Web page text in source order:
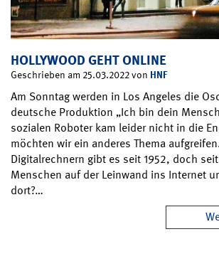
HOLLYWOOD GEHT ONLINE
Geschrieben am 25.03.2022 von HNF
Am Sonntag werden in Los Angeles die
deutsche Produktion „Ich bin dein
sozialen Roboter kam leider nicht in die
möchten wir ein anderes Thema
Digitalrechnern gibt es seit 1952, doch
Menschen auf der Leinwand ins Internet
dort?…